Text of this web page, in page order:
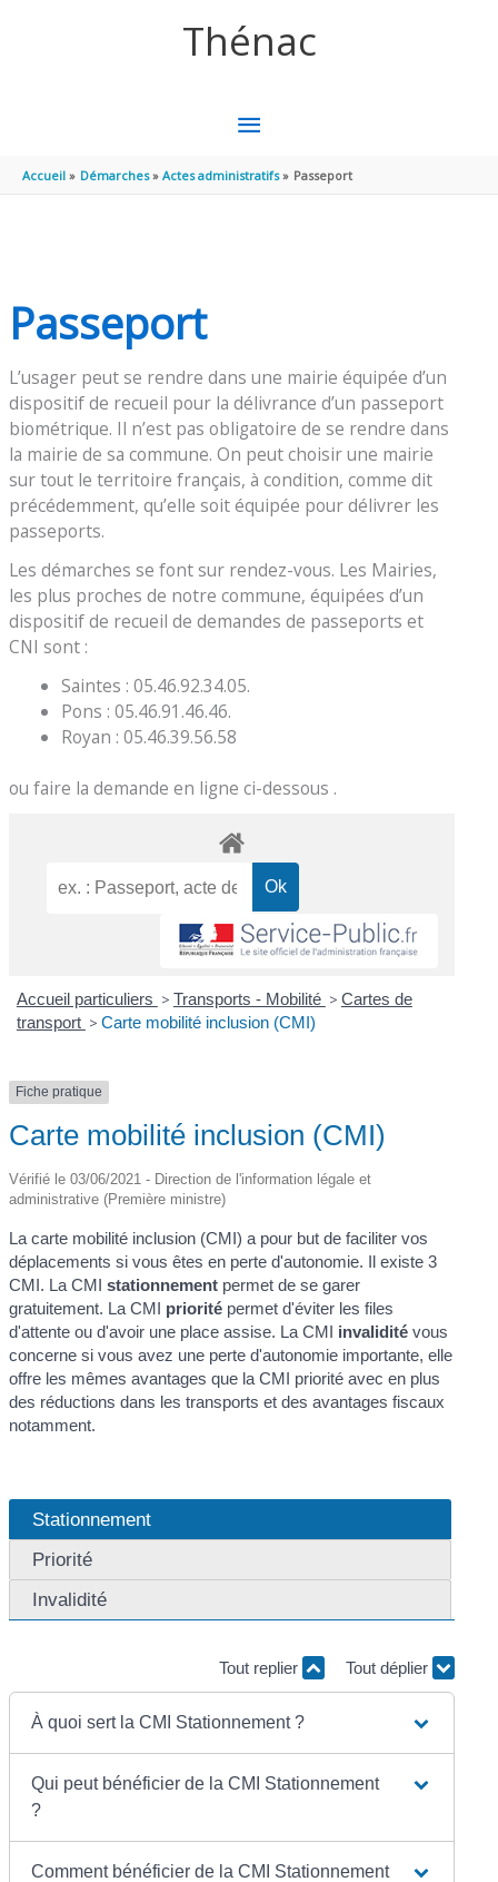
Thénac
MENU
PRINCIPAL
Accueil Démarches Actes administratifs Passeport
Passeport
L’usager peut se rendre dans une mairie équipée d’un
dispositif de recueil pour la délivrance d’un passeport
biométrique. Il n’est pas obligatoire de se rendre dans
la mairie de sa commune. On peut choisir une mairie
sur tout le territoire français, à condition, comme dit
précédemment, qu’elle soit équipée pour délivrer les
passeports.
Les démarches se font sur rendez-vous. Les Mairies,
les plus proches de notre commune, équipées d’un
dispositif de recueil de demandes de passeports et
CNI sont :
Saintes : 05.46.92.34.05.
Pons : 05.46.91.46.46.
Royan : 05.46.39.56.58
ou faire la demande en ligne ci-dessous .
Accueil particuliers > Transports - Mobilité > Cartes de
transport > Carte mobilité inclusion (CMI)
Fiche pratique
Carte mobilité inclusion (CMI)
Vérifié le 03/06/2021 - Direction de l'information légale et
administrative (Première ministre)
La carte mobilité inclusion (CMI) a pour but de faciliter vos
déplacements si vous êtes en perte d'autonomie. Il existe 3
CMI. La CMIstationnement permet de se garer
gratuitement. La CMI priorité permet d'éviter les files
d'attente ou d'avoir une place assise. La CMI invalidité vous
concerne si vous avez une perte d'autonomie importante, elle
offre les mêmes avantages que la CMI priorité avec en plus
des réductions dans les transports et des avantages fiscaux
notamment.
Stationnement
Priorité
Invalidité
Tout replier Tout déplier
À quoi sert la CMI Stationnement ?
Qui peut bénéficier de la CMI Stationnement
?
Comment bénéficier de la CMI Stationnement